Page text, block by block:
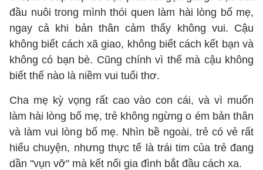
đầu nuôi trong mình thói quen làm hài lòng bố mẹ,
ngay cả khi bản thân cảm thấy không vui. Cậu
không biết cách xã giao, không biết cách kết bạn và
không có bạn bè. Cũng chính vì thế mà cậu không
biết thế nào là niềm vui tuổi thơ.
Cha mẹ kỳ vọng rất cao vào con cái, và vì muốn
làm hài lòng bố mẹ, trẻ không ngừng o ém bản thân
và làm vui lòng bố mẹ. Nhìn bề ngoài, trẻ có vẻ rất
hiểu chuyện, nhưng thực tế là trái tim của trẻ đang
dần "vụn vỡ" mà kết nối gia đình bắt đầu cách xa.